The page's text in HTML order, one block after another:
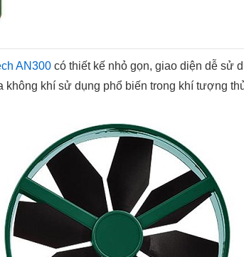
AN300 có thiết kế nhỏ gọn, giao diện dễ sử
khí sử dụng phổ biến trong khí tượng